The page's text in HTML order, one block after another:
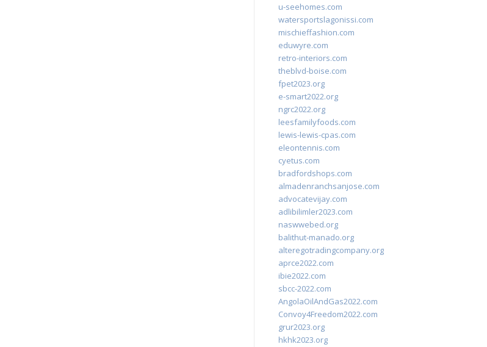
u-seehomes.com
watersportslagonissi.com
mischieffashion.com
eduwyre.com
retro-interiors.com
theblvd-boise.com
fpet2023.org
e-smart2022.org
ngrc2022.org
leesfamilyfoods.com
lewis-lewis-cpas.com
eleontennis.com
cyetus.com
bradfordshops.com
almadenranchsanjose.com
advocatevijay.com
adlibilimler2023.com
naswwebed.org
balithut-manado.org
alteregotradingcompany.org
aprce2022.com
ibie2022.com
sbcc-2022.com
AngolaOilAndGas2022.com
Convoy4Freedom2022.com
grur2023.org
hkhk2023.org